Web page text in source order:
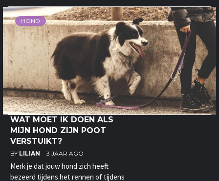
HOND
WAT MOET IK DOEN ALS
MIJN HOND ZIJN POOT
VERSTUIKT?
BY LILIAN 3 JAAR AGO
Merk je dat jouw hond zich heeft
bezeerd tijdens het rennen of tijdens